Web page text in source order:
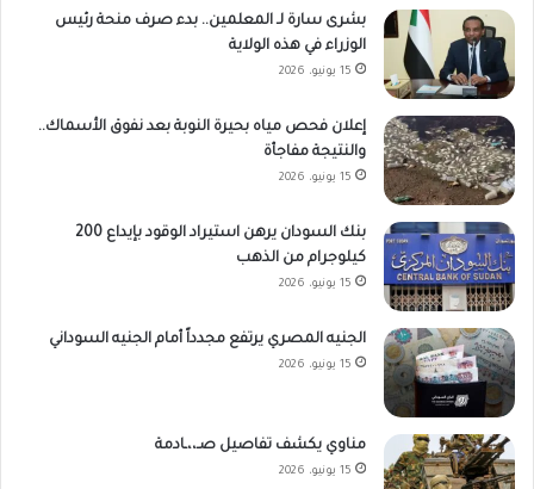
بشرى سارة لـ المعلمين.. بدء صرف منحة رئيس
الوزراء في هذه الولاية
15 يونيو، 2026
إعلان فحص مياه بحيرة النوبة بعد نفوق الأسماك..
والنتيجة مفاجأة
15 يونيو، 2026
بنك السودان يرهن استيراد الوقود بإيداع 200
كيلوجرام من الذهب
15 يونيو، 2026
الجنيه المصري يرتفع مجدداً أمام الجنيه السوداني
15 يونيو، 2026
مناوي يكشف تفاصيل صـ،،ـادمة
15 يونيو، 2026